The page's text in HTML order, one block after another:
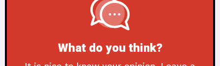
What do you think?